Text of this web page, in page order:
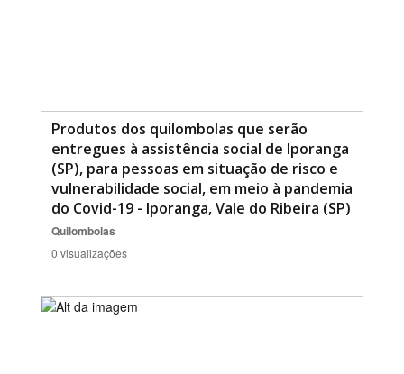
Produtos dos quilombolas que serão
entregues à assistência social de Iporanga
(SP), para pessoas em situação de risco e
vulnerabilidade social, em meio à pandemia
do Covid-19 - Iporanga, Vale do Ribeira (SP)
Quilombolas
0 visualizações